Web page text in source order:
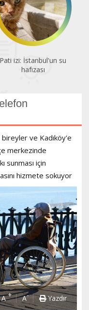
Bir gezginin gözünden
Kadıköy
ve Kadıköy'e
merkezinde
sunması için
hizmete sokuyor
A+ A- Yazdır